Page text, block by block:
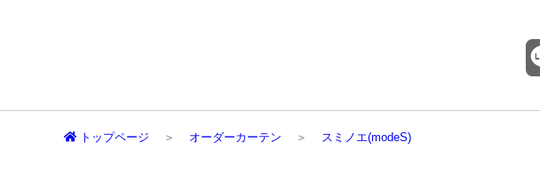
トップページ オーダーカーテン スミノエ(modeS)